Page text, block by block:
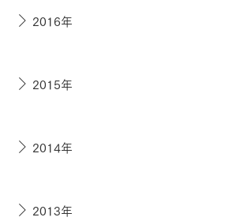
2016年
2015年
2014年
2013年